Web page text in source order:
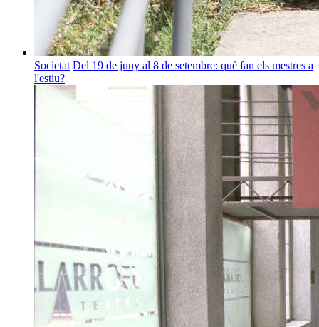
Societat Del 19 de juny al 8 de setembre: què fan els mestres a
l'estiu?